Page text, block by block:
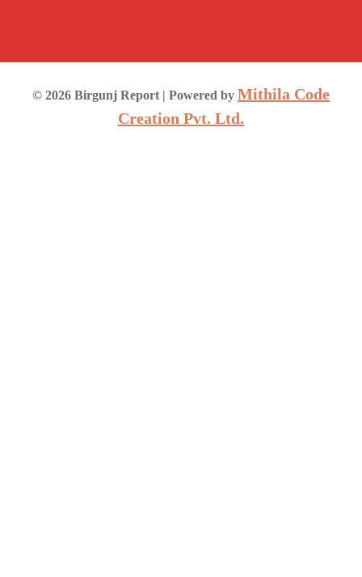
© 2026 Birgunj Report | Powered by Mithila Code
Creation Pvt. Ltd.